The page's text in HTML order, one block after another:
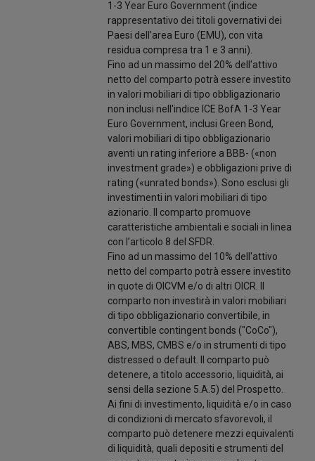
1-3 Year Euro Government (indice
rappresentativo dei titoli governativi dei
Paesi dell’area Euro (EMU), con vita
residua compresa tra 1 e 3 anni).
Fino ad un massimo del 20% dell'attivo
netto del comparto potrà essere investito
in valori mobiliari di tipo obbligazionario
non inclusi nell'indice ICE BofA 1-3 Year
Euro Government, inclusi Green Bond,
valori mobiliari di tipo obbligazionario
aventi un rating inferiore a BBB- («non
investment grade») e obbligazioni prive di
rating («unrated bonds»). Sono esclusi gli
investimenti in valori mobiliari di tipo
azionario. Il comparto promuove
caratteristiche ambientali e sociali in linea
con l’articolo 8 del SFDR.
Fino ad un massimo del 10% dell'attivo
netto del comparto potrà essere investito
in quote di OICVM e/o di altri OICR. Il
comparto non investirà in valori mobiliari
di tipo obbligazionario convertibile, in
convertible contingent bonds ("CoCo"),
ABS, MBS, CMBS e/o in strumenti di tipo
distressed o default. Il comparto può
detenere, a titolo accessorio, liquidità, ai
sensi della sezione 5.A.5) del Prospetto.
Ai fini di investimento, liquidità e/o in caso
di condizioni di mercato sfavorevoli, il
comparto può detenere mezzi equivalenti
di liquidità, quali depositi e strumenti del